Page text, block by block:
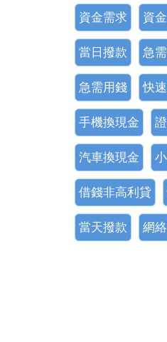
資金需求 資
當日撥款 急
急需用錢 快
手機換現金
汽車換現金
借錢非高利貸
當天撥款 網